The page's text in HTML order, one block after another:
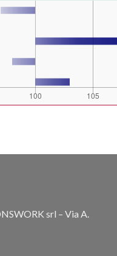
srl – Via A.